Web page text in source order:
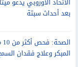
الاتحاد الأوروبي يدعو
بعد أحداث سبتة
المبكر وعلاج فقدان